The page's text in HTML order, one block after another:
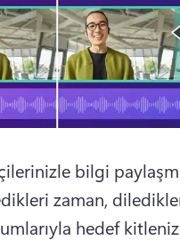
bilgi
zaman,
hedef